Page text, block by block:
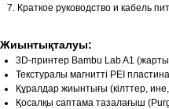
Краткое руководство и кабель
Жиынтықталуы:
3D-принтер Bambu Lab A1
Текстуралы магнитті PEI
Құралдар жиынтығы (кілттер, ине,
Қосалқы саптама тазалағыш